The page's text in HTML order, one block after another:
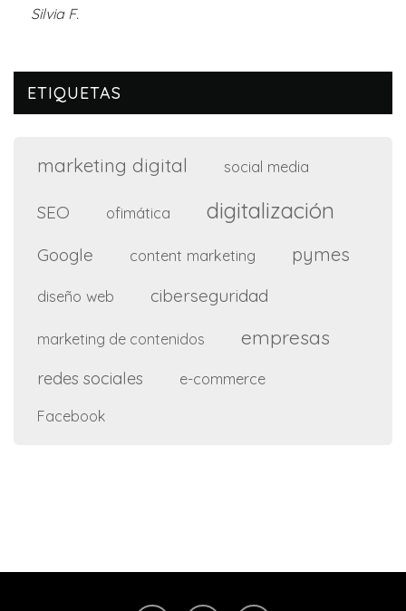
Silvia F.
ETIQUETAS
marketing digital social media
SEO ofimática digitalización
Google content marketing pymes
diseño web ciberseguridad
marketing de contenidos empresas
redes sociales e-commerce
Facebook